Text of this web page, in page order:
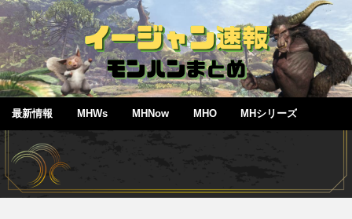
最新情報 MHWs MHNow MHO MHシリーズ